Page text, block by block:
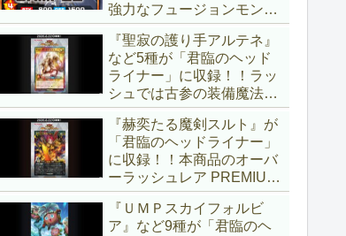
強力なフュージョンモンス
ターとサポーターが登
場！！性能の高さはもちろ
ん、イラストから推察され
る背景ストーリーも興味深
い……。【遊戯王ラッシュ
デュエル】
『聖寂の護り手アルテネ』
など5種が「君臨のヘッド
ライナー」に収録！！ラッ
シュでは古参の装備魔法
『アルテネの加護』がテー
マ化！！3種のユニオンが
存在し、天使族では汎用的
なサポーターとなります
ね！！【遊戯王ラッシュデ
ュエル】
『赫奕たる魔剣スルト』が
「君臨のヘッドライナー」
に収録！！本商品のオーバ
ーラッシュレア PREMIUM
BLACK Ver.枠！！初の下級
モンスターで、「ヘルシ
ィ」と相性抜群なバウンス
『ＵＭＰスカイフォルビ
ア』など9種が「君臨のヘ